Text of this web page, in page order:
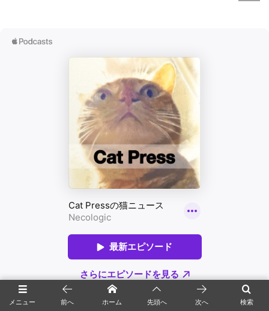
メニュー 検索
前へ ホーム 先頭へ 次へ